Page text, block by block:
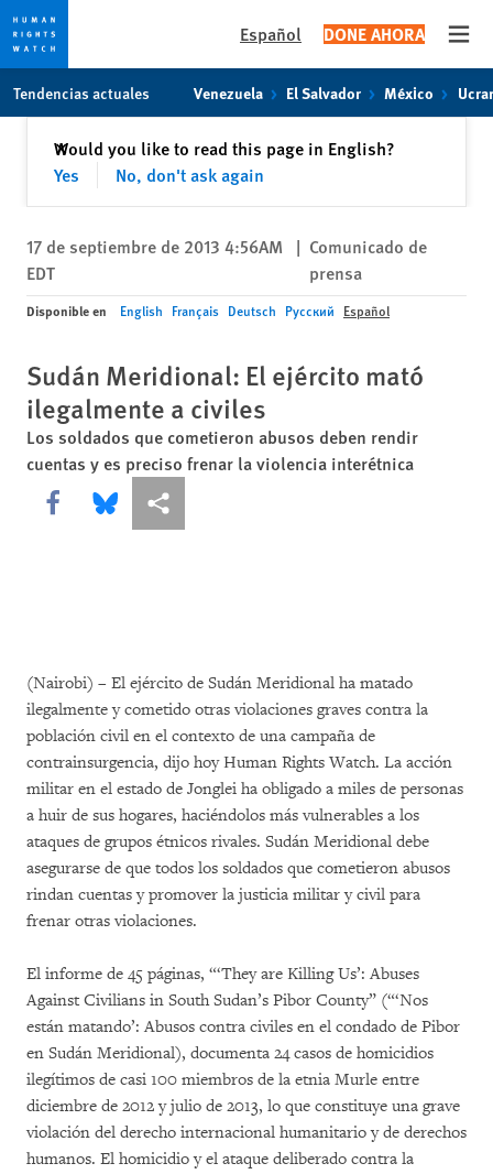
content
Español DONE AHORA
Tendencias actuales Venezuela El Salvador México
Would you like to read this page in English?
Yes
No, don't ask again
✕Cerrar
17 de septiembre de 2013 4:56AM
EDT
| Comunicado de
prensa
Disponible en English Français Deutsch Русский Español
Sudán Meridional: El ejército mató
ilegalmente a civiles
Los soldados que cometieron abusos deben rendir
cuentas y es preciso frenar la violencia interétnica
Share this via Facebook
Share this via Bluesky
Share this via Compartir
(Nairobi) – El ejército de Sudán Meridional ha matado
ilegalmente y cometido otras violaciones graves contra la
población civil en el contexto de una campaña de
contrainsurgencia, dijo hoy Human Rights Watch. La acción
militar en el estado de Jonglei ha obligado a miles de personas
a huir de sus hogares, haciéndolos más vulnerables a los
ataques de grupos étnicos rivales. Sudán Meridional debe
asegurarse de que todos los soldados que cometieron abusos
rindan cuentas y promover la justicia militar y civil para
frenar otras violaciones.
El informe de 45 páginas, “‘They are Killing Us’: Abuses
Against Civilians in South Sudan’s Pibor County” (“‘Nos
están matando’: Abusos contra civiles en el condado de Pibor
en Sudán Meridional), documenta 24 casos de homicidios
ilegítimos de casi 100 miembros de la etnia Murle entre
diciembre de 2012 y julio de 2013, lo que constituye una grave
violación del derecho internacional humanitario y de derechos
humanos. El homicidio y el ataque deliberado contra la